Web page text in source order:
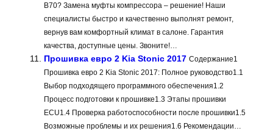
B70? Замена муфты компрессора – решение! Наши
специалисты быстро и качественно выполнят ремонт,
вернув вам комфортный климат в салоне. Гарантия
качества, доступные цены. Звоните!…
Прошивка евро 2 Kia Stonic 2017 Содержание1
Прошивка евро 2 Kia Stonic 2017: Полное руководство1.1
Выбор подходящего программного обеспечения1.2
Процесс подготовки к прошивке1.3 Этапы прошивки
ECU1.4 Проверка работоспособности после прошивки1.5
Возможные проблемы и их решения1.6 Рекомендации…